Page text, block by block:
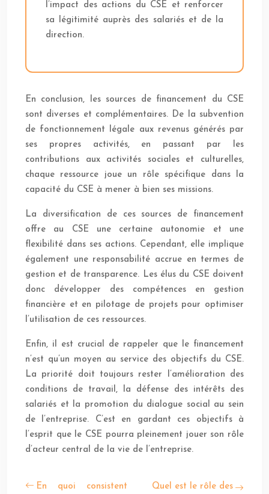
l’impact des actions du CSE et renforcer
sa légitimité auprès des salariés et de la
direction.
En conclusion, les sources de financement du CSE
sont diverses et complémentaires. De la subvention
de fonctionnement légale aux revenus générés par
ses propres activités, en passant par les
contributions aux activités sociales et culturelles,
chaque ressource joue un rôle spécifique dans la
capacité du CSE à mener à bien ses missions.
La diversification de ces sources de financement
offre au CSE une certaine autonomie et une
flexibilité dans ses actions. Cependant, elle implique
également une responsabilité accrue en termes de
gestion et de transparence. Les élus du CSE doivent
donc développer des compétences en gestion
financière et en pilotage de projets pour optimiser
l’utilisation de ces ressources.
Enfin, il est crucial de rappeler que le financement
n’est qu’un moyen au service des objectifs du CSE.
La priorité doit toujours rester l’amélioration des
conditions de travail, la défense des intérêts des
salariés et la promotion du dialogue social au sein
de l’entreprise. C’est en gardant ces objectifs à
l’esprit que le CSE pourra pleinement jouer son rôle
d’acteur central de la vie de l’entreprise.
En quoi consistent
Quel est le rôle des